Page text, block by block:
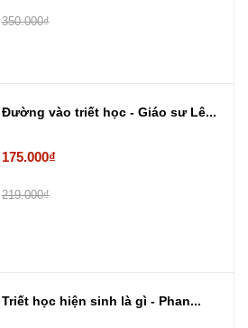
350.000₫
Đường vào triết học - Giáo sư Lê...
175.000₫
219.000₫
Triết học hiện sinh là gì - Phan...